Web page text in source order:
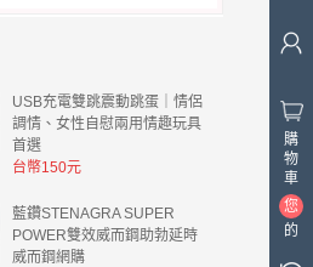
USB充電雙跳震動跳蛋｜情侶
調情、女性自慰兩用情趣玩具
首選
台幣150元
藍鑽STENAGRA SUPER
POWER雙效威而鋼助勃延時
威而鋼網購
購
物
車
您
的